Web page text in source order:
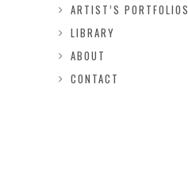
ARTIST’S PORTFOLIOS
LIBRARY
ABOUT
CONTACT